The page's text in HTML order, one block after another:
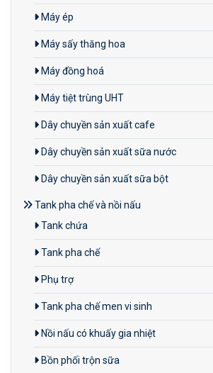
Máy ép
Máy sấy thăng hoa
Máy đồng hoá
Máy tiệt trùng UHT
Dây chuyền sản xuất cafe
Dây chuyền sản xuất sữa nước
Dây chuyền sản xuất sữa bột
Tank pha chế và nồi nấu
Tank chứa
Tank pha chế
Phụ trợ
Tank pha chế men vi sinh
Nồi nấu có khuấy gia nhiệt
Bồn phối trộn sữa